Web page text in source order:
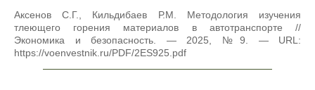
Аксенов С.Г., Кильдибаев Р.М. Методология изучения
тлеющего горения материалов в автотранспорте //
Экономика и безопасность. — 2025, №9. — URL:
https://voenvestnik.ru/PDF/2ES925.pdf